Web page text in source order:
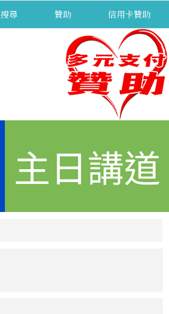
搜尋 贊助 信用卡贊助
主日講道